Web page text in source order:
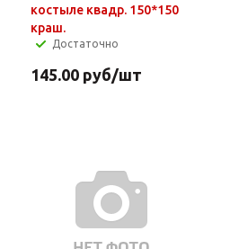
костыле квадр. 150*150
краш.
Достаточно
145.00 руб/шт